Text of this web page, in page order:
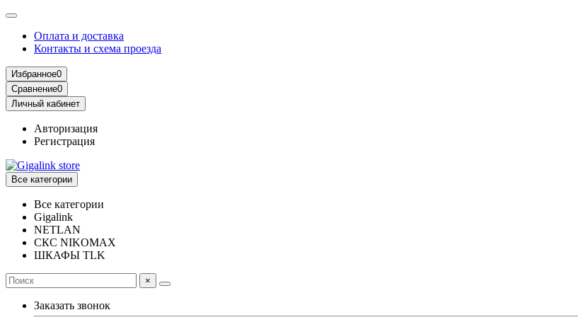
Оплата и доставка
Контакты и схема проезда
Избранное0
Сравнение0
Личный кабинет
Авторизация
Регистрация
Все категории
Все категории
Gigalink
NETLAN
СКС NIKOMAX
ШКАФЫ TLK
×
Заказать звонок